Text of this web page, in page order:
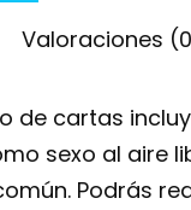
Valoraciones
de cartas
sexo al aire
Podrás